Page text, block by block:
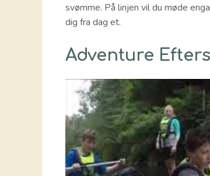
svømme. På linjen vil du møde
dig fra dag et.
Adventure